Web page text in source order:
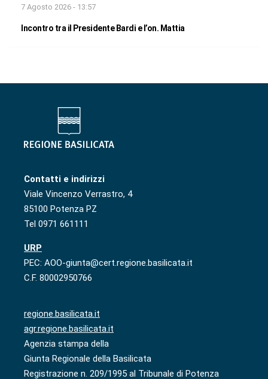
7 Agosto 2026 - 13:57
Incontro tra il Presidente Bardi e l’on. Mattia
Contatti e indirizzi
Viale Vincenzo Verrastro, 4
85100 Potenza PZ
Tel 0971 661111
URP
PEC: AOO-giunta@cert.regione.basilicata.it
C.F. 80002950766
regione.basilicata.it
agr.regione.basilicata.it
Agenzia stampa della
Giunta Regionale della Basilicata
Registrazione n. 209/1995 al Tribunale di Potenza